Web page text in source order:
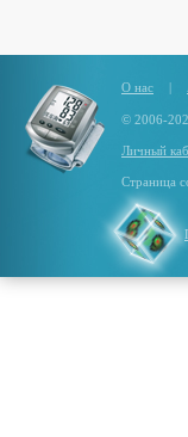
О нас |
© 2006-
Личный
Страница